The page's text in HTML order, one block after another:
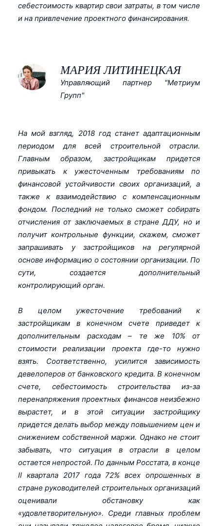
себестоимость квартир свои затраты, в том числе
и на привлечение проектного финансирования.
МАРИЯ ЛИТИНЕЦКАЯ
Управляющий партнер "Метриум
Групп"
На мой взгляд, 2018 год станет адаптационным
периодом для всей строительной отрасли.
Главным образом, застройщикам придется
привыкать к ужесточенным требованиям по
финансовой устойчивости своих организаций, а
также к взаимодействию с компенсационным
фондом. Последний не только сможет собирать
отчисления от заключаемых в стране ДДУ, но и
получит контрольные функции, скажем, сможет
запрашивать у застройщиков на регулярной
основе информацию о состоянии организации. По
сути, создается дополнительный
контролирующий орган.
В целом ужесточение требований к
застройщикам в конечном счете приведет к
дополнительным расходам – те же 10% от
стоимости реализации проекта где-то нужно
взять. Соответственно, усилится зависимость
девелоперов от банковского кредита. В конечном
счете, себестоимость строительства из-за
перенапряжения проектных финансов неизбежно
вырастет, и в этой ситуации застройщику
придется делать выбор между повышением цен и
снижением собственной маржи. Однако не стоит
забывать, что ситуация в отрасли в целом
остается непростой. По данным Росстата, в конце
II квартала 2017 года 72% всех опрошенных в
стране руководителей строительных организаций
оценивали обстановку как
«удовлетворительную». Среди главных проблем